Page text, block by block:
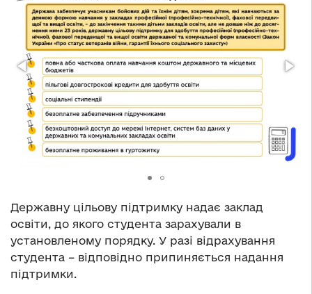
Державну цільову підтримку надає заклад
освіти, до якого студента зарахували в
установленому порядку. У разі відрахування
студента – відповідно припиняється надання
підтримки.